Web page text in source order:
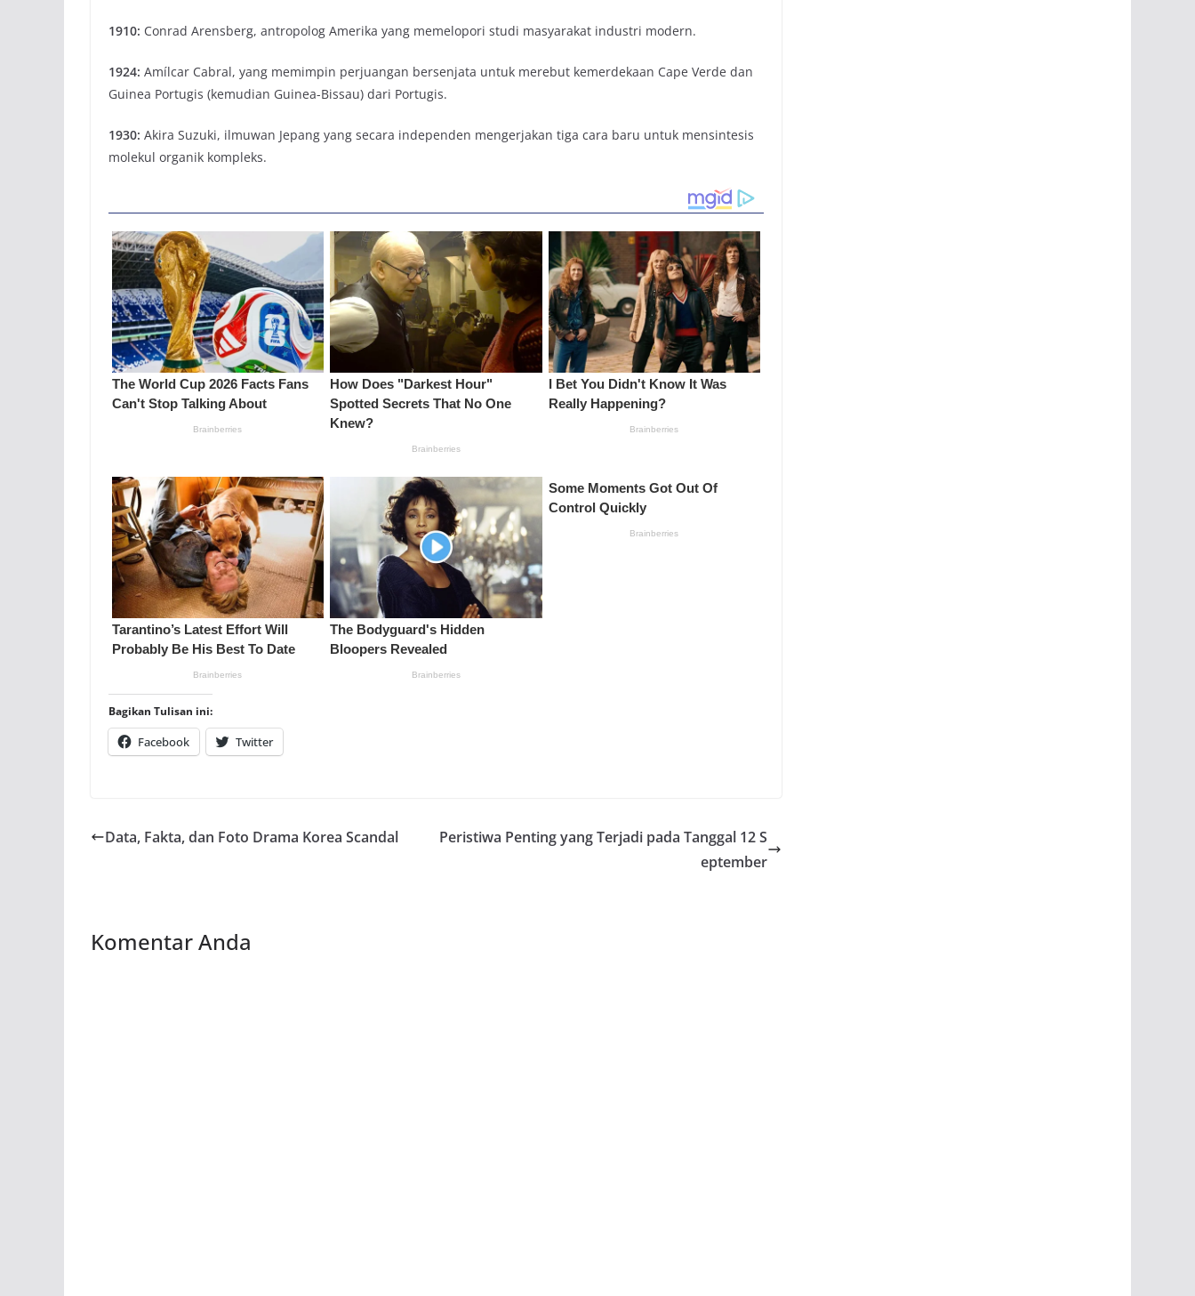
1910: Conrad Arensberg, antropolog Amerika yang memelopori studi masyarakat industri modern.
1924: Amílcar Cabral, yang memimpin perjuangan bersenjata untuk merebut kemerdekaan Cape Verde dan
Guinea Portugis (kemudian Guinea-Bissau) dari Portugis.
1930: Akira Suzuki, ilmuwan Jepang yang secara independen mengerjakan tiga cara baru untuk mensintesis
molekul organik kompleks.
Bagikan Tulisan ini:
Facebook Twitter
Data, Fakta, dan Foto Drama Korea Scandal
Peristiwa Penting yang Terjadi pada Tanggal 12 S
eptember
Komentar Anda